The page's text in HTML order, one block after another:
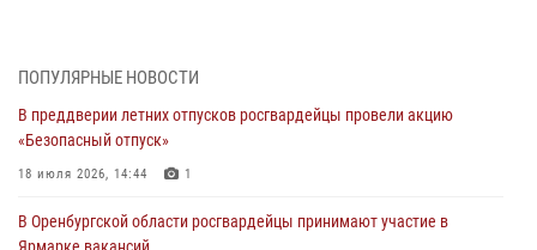
жизненной ситуации (ВИДЕО)
26 июля 2026, 10:09
образовательных учреждений к новому учебному году
ПОПУЛЯРНЫЕ НОВОСТИ
В преддверии летних отпусков росгвардейцы провели акцию
«Безопасный отпуск»
18 июля 2026, 14:44 1
В Оренбургской области росгвардейцы принимают участие в